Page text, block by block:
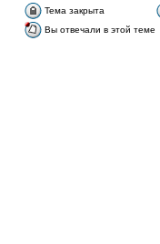
Тема закрыта
Вы отвечали в этой теме